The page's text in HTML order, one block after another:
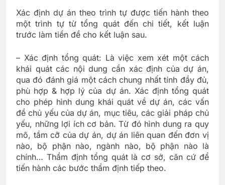
Xác định dự án theo trình tự được tiến hành theo
một trình tự từ tổng quát đến chi tiết, kết luận
trước làm tiền đề cho kết luận sau.
– Xác định tổng quát: Là việc xem xét một cách
khái quát các nội dung cần xác định của dự án,
qua đó đánh giá một cách chung nhất tính đầy đủ,
phù hợp & hợp lý của dự án. Xác định tổng quát
cho phép hình dung khái quát về dự án, các vấn
đề chủ yếu của dự án, mục tiêu, các giải pháp chủ
yếu, những lợi ích cơ bản. Từ đó hình dung ra quy
mô, tầm cỡ của dự án, dự án liên quan đến đơn vị
nào, bộ phận nào, ngành nào, bộ phận nào là
chính… Thẩm định tổng quát là cơ sở, căn cứ để
tiến hành các bước thẩm định tiếp theo.